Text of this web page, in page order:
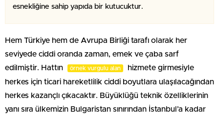
esnekliğine sahip yapıda bir kutucuktur.
Hem Türkiye hem de Avrupa Birliği tarafı olarak her
seviyede ciddi oranda zaman, emek ve çaba sarf
edilmiştir. Hattın
örnek vurgulu alan
hizmete girmesiyle
herkes için ticari hareketlilik ciddi boyutlara ulaşılacağından
herkes kazançlı çıkacaktır. Büyüklüğü teknik özelliklerinin
yanı sıra ülkemizin Bulgaristan sınırından İstanbul’a kadar